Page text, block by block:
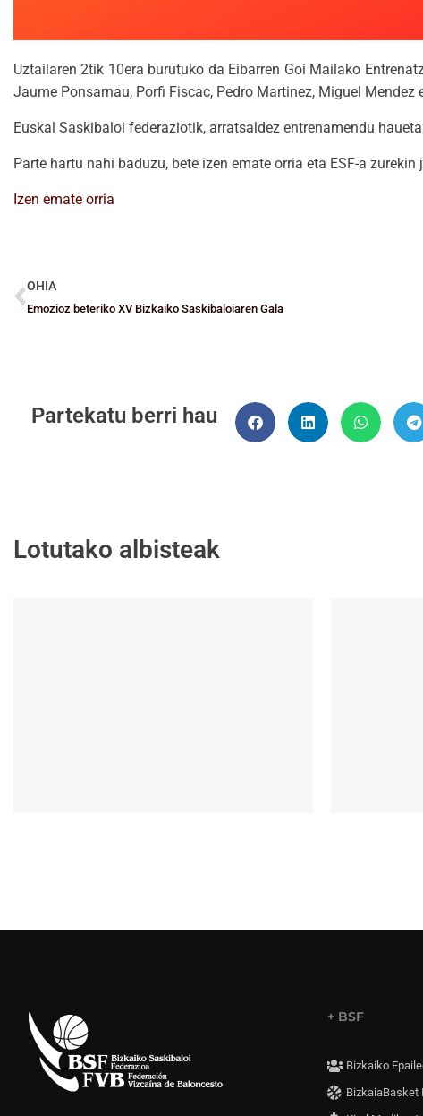
Uztailaren 2tik 10era burutuko da Eibarren Goi Mailako
Jaume Ponsarnau, Porfi Fiscac, Pedro Martinez, Miguel Mendez
Euskal Saskibaloi federaziotik, arratsaldez entrenamendu
Parte hartu nahi baduzu, bete izen emate orria eta ESF-a
Izen emate orria
OHIA
Emozioz beteriko XV Bizkaiko Saskibaloiaren Gala
Partekatu berri hau
Lotutako albisteak
+ BSF
Bizkaiko
BizkaiaBasket